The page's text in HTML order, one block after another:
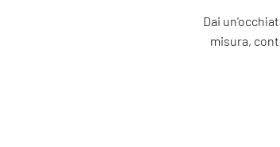
Dai
misura,